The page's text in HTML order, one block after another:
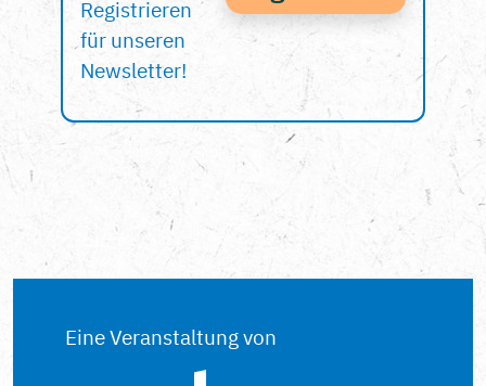
Registrieren
für unseren
Newsletter!
Eine Veranstaltung von